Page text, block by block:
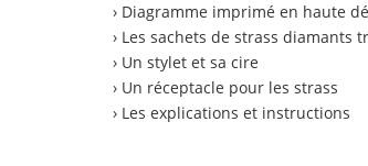
› Diagramme imprimé en haute
› Les sachets de strass diamants
› Un stylet et sa cire
› Un réceptacle pour les strass
› Les explications et instructions